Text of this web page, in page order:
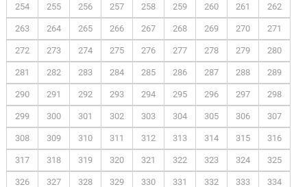
254 255 256 257 258 259 260 261 262
263 264 265 266 267 268 269 270 271
272 273 274 275 276 277 278 279 280
281 282 283 284 285 286 287 288 289
290 291 292 293 294 295 296 297 298
299 300 301 302 303 304 305 306 307
308 309 310 311 312 313 314 315 316
317 318 319 320 321 322 323 324 325
326 327 328 329 330 331 332 333 334